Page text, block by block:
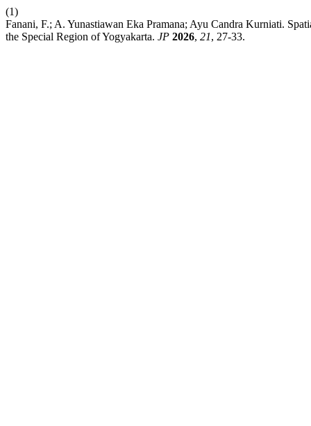
(1)
Fanani, F.; A. Yunastiawan Eka Pramana; Ayu Candra Kurniati.
the Special Region of Yogyakarta. JP 2026, 21, 27-33.